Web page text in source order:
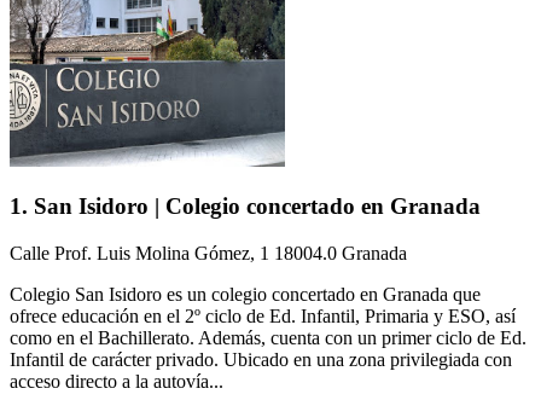
1. San Isidoro | Colegio concertado en Granada
Calle Prof. Luis Molina Gómez, 1 18004.0 Granada
Colegio San Isidoro es un colegio concertado en Granada que
ofrece educación en el 2º ciclo de Ed. Infantil, Primaria y ESO, así
como en el Bachillerato. Además, cuenta con un primer ciclo de Ed.
Infantil de carácter privado. Ubicado en una zona privilegiada con
acceso directo a la autovía...